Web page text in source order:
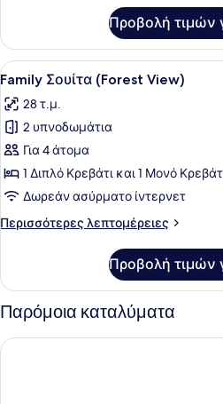
Τρίκλινο
Δωμάτιο,
Μερική
στη
Θάλασσα
Προβολή τιμών
Προβολή
όλων
των
φωτογραφιών
για
Family
Σουίτα
(Forest
View)
7
Family Σουίτα (Forest View)
28 τ.μ.
2 υπνοδωμάτια
Για 4 άτομα
1 Διπλό Κρεβάτι και 1 Μονό
Δωρεάν ασύρματο ίντερνετ
Περισσότερες λεπτομέρειες
Περισσότερες
Σουίτα
(Forest
View)
Προβολή τιμών
Παρόμοια καταλύματα
Riviera Hotel